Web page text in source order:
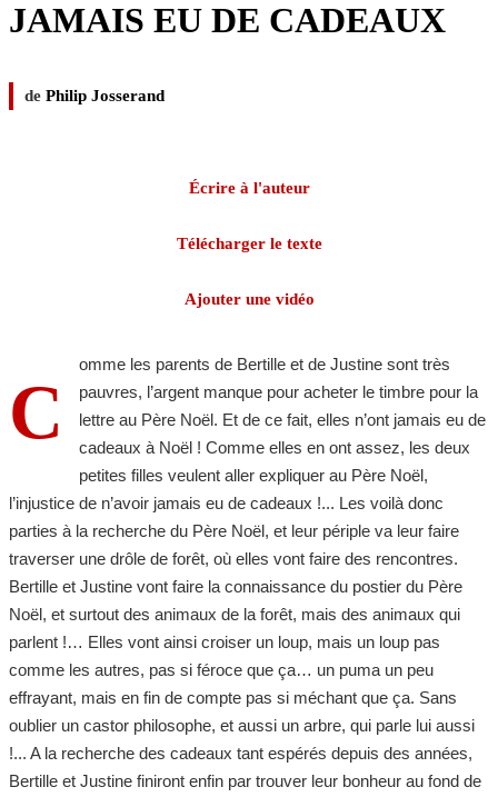
JAMAIS EU DE CADEAUX
de Philip Josserand
Écrire à l'auteur
Télécharger le texte
Ajouter une vidéo
C
omme les parents de Bertille et de Justine sont très
pauvres, l’argent manque pour acheter le timbre pour la
lettre au Père Noël. Et de ce fait, elles n’ont jamais eu de
cadeaux à Noël ! Comme elles en ont assez, les deux
petites filles veulent aller expliquer au Père Noël,
l’injustice de n’avoir jamais eu de cadeaux !... Les voilà donc
parties à la recherche du Père Noël, et leur périple va leur faire
traverser une drôle de forêt, où elles vont faire des rencontres.
Bertille et Justine vont faire la connaissance du postier du Père
Noël, et surtout des animaux de la forêt, mais des animaux qui
parlent !… Elles vont ainsi croiser un loup, mais un loup pas
comme les autres, pas si féroce que ça… un puma un peu
effrayant, mais en fin de compte pas si méchant que ça. Sans
oublier un castor philosophe, et aussi un arbre, qui parle lui aussi
!... A la recherche des cadeaux tant espérés depuis des années,
Bertille et Justine finiront enfin par trouver leur bonheur au fond de